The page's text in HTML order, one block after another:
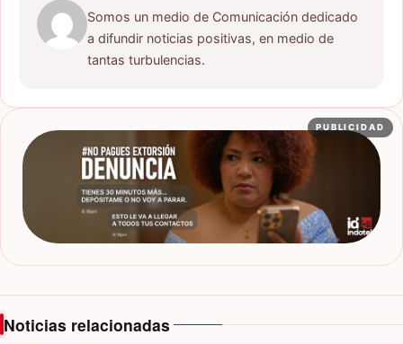
Somos un medio de Comunicación dedicado
a difundir noticias positivas, en medio de
tantas turbulencias.
PUBLICIDAD
Noticias relacionadas